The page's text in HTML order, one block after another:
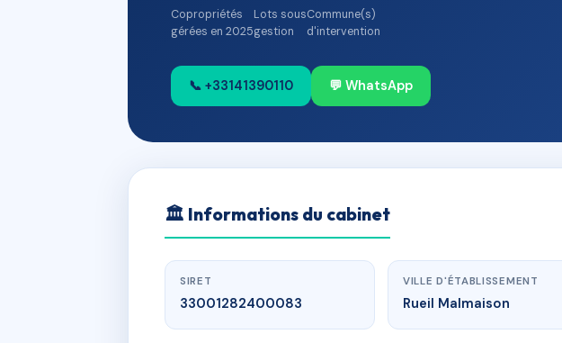
Copropriétés
gérées en 2025
Lots sous
gestion
Commune(s)
d'intervention
📞 +33141390110 💬 WhatsApp
🏛 Informations du cabinet
SIRET
33001282400083
VILLE D'ÉTABLISSEMENT
Rueil Malmaison